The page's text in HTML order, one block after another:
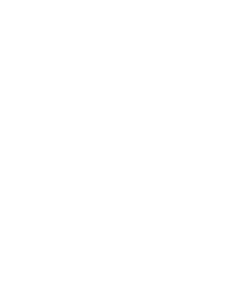
için ideal olan bu
sağlar. Suni deri
ayağınızın